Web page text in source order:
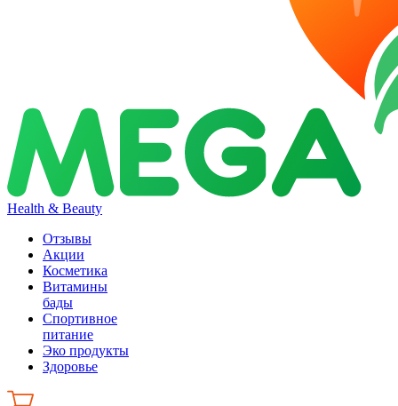
Health & Beauty
Отзывы
Акции
Косметика
Витамины
бады
Спортивное
питание
Эко продукты
Здоровье